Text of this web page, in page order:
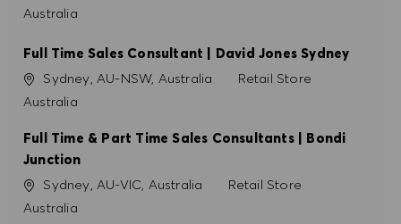
Australia
Full Time Sales Consultant | David Jones Sydney
Ort Sydney, AU-NSW, Australia Kategorie
Retail Store
Australia
Full Time & Part Time Sales Consultants | Bondi
Junction
Ort Sydney, AU-VIC, Australia Kategorie
Retail Store
Australia